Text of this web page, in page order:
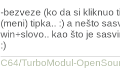
-bezveze (ko da si kliknuo
(meni) tipka.. :) a nešto
win+slovo.. kao što je
:)
C64/TurboModul-